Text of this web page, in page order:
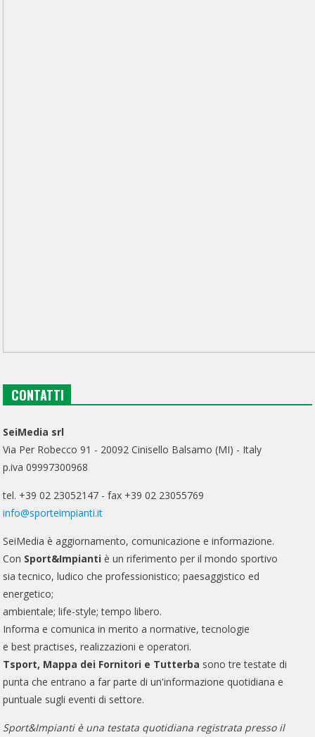
CONTATTI
SeiMedia srl
Via Per Robecco 91 - 20092 Cinisello Balsamo (MI) - Italy
p.iva 09997300968
tel. +39 02 23052147 - fax +39 02 23055769
info@sporteimpianti.it
SeiMedia è aggiornamento, comunicazione e informazione.
Con Sport&Impianti è un riferimento per il mondo sportivo
sia tecnico, ludico che professionistico; paesaggistico ed
energetico;
ambientale; life-style; tempo libero.
Informa e comunica in merito a normative, tecnologie
e best practises, realizzazioni e operatori.
Tsport, Mappa dei Fornitori e Tutterba sono tre testate di
punta che entrano a far parte di un'informazione quotidiana e
puntuale sugli eventi di settore.
Sport&Impianti è una testata quotidiana registrata presso il